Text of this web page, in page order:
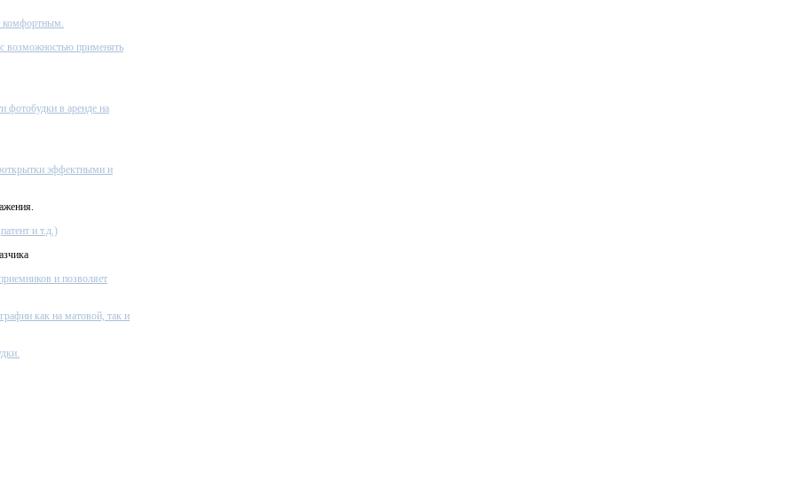
комфортным.
возможностью применять
фотобудки в аренде на
эффектными и
и т.д.)
и позволяет
как на матовой, так и